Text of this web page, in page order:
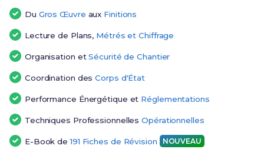
Du Gros Œuvre aux Finitions
Lecture de Plans, Métrés et Chiffrage
Organisation etSécurité de Chantier
Coordination desCorps d'État
Performance Énergétique et Réglementations
Techniques ProfessionnellesOpérationnelles
E-Book de191 Fiches de Révision NOUVEAU